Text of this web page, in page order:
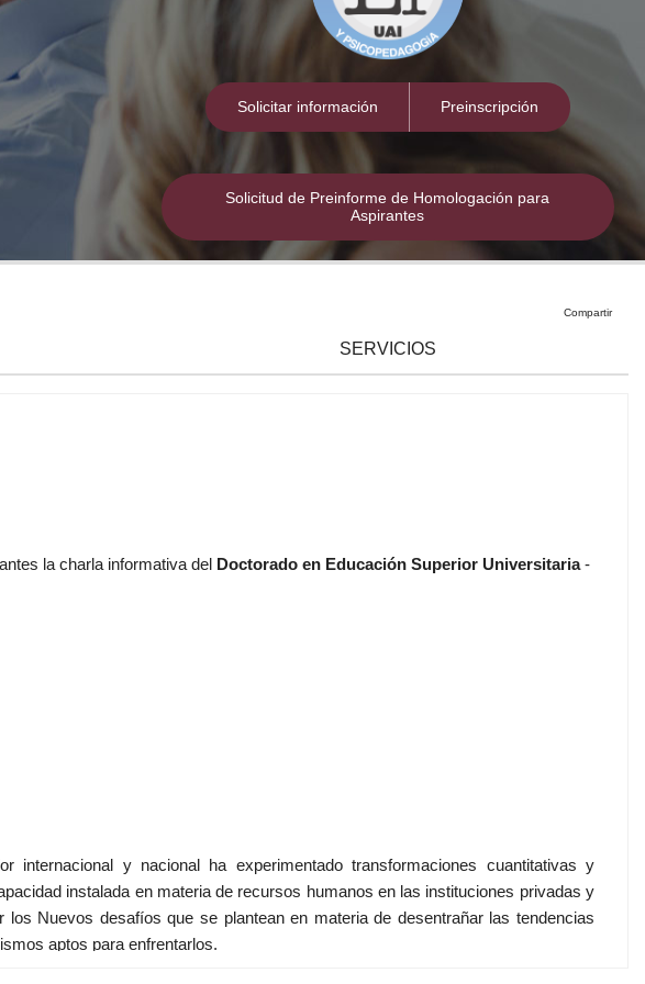
Sedes e Instalaciones
Solicitar información Preinscripción
Solicitud de Preinforme de Homologación para
Aspirantes
Compartir
SERVICIOS
la charla informativa del Doctorado en Educación Superior Universitaria-
y nacional ha experimentado transformaciones cuantitativas y
instalada en materia de recursos humanos en las instituciones privadas y
Nuevos desafíos que se plantean en materia de desentrañar las tendencias
aptos para enfrentarlos.